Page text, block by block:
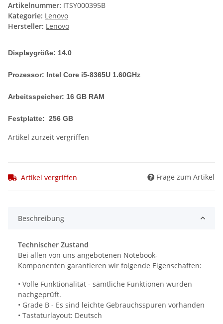
Artikelnummer: ITSY000395B
Kategorie: Lenovo
Hersteller: Lenovo
Displaygröße: 14.0
Prozessor: Intel Core i5-8365U 1.60GHz
Arbeitsspeicher: 16 GB RAM
Festplatte: 256 GB
Artikel zurzeit vergriffen
Artikel vergriffen Frage zum Artikel
Beschreibung
Technischer Zustand
Bei allen von uns angebotenen Notebook-
Komponenten garantieren wir folgende Eigenschaften:
• Volle Funktionalität - sämtliche Funktionen wurden
nachgeprüft.
• Grade B - Es sind leichte Gebrauchsspuren vorhanden
• Tastaturlayout: Deutsch